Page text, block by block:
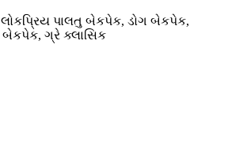
પાલતુ બેકપેક, ડોગ બેકપેક,
બેકપેક, ગ્રે ક્લાસિક